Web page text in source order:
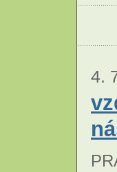
4.